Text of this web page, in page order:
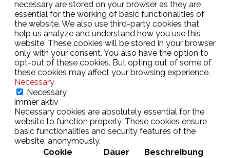
necessary are stored on your browser as they are
essential for the working of basic functionalities of
the website. We also use third-party cookies that
help us analyze and understand how you use this
website. These cookies will be stored in your browser
only with your consent. You also have the option to
opt-out of these cookies. But opting out of some of
these cookies may affect your browsing experience.
Necessary
Necessary
immer aktiv
Necessary cookies are absolutely essential for the
website to function properly. These cookies ensure
basic functionalities and security features of the
website, anonymously.
Cookie
Dauer Beschreibung